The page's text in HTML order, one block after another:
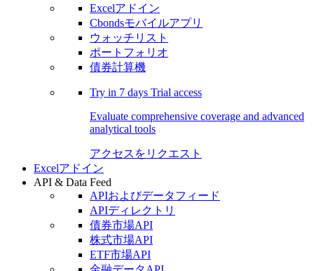
Excelアドイン
Cbondsモバイルアプリ
ウォッチリスト
ポートフォリオ
債券計算機
Try in 7 days Trial access
Evaluate comprehensive coverage and advanced
analytical tools
アクセスをリクエスト
Excelアドイン
API & Data Feed
APIおよびデータフィード
APIディレクトリ
債券市場API
株式市場API
ETF市場API